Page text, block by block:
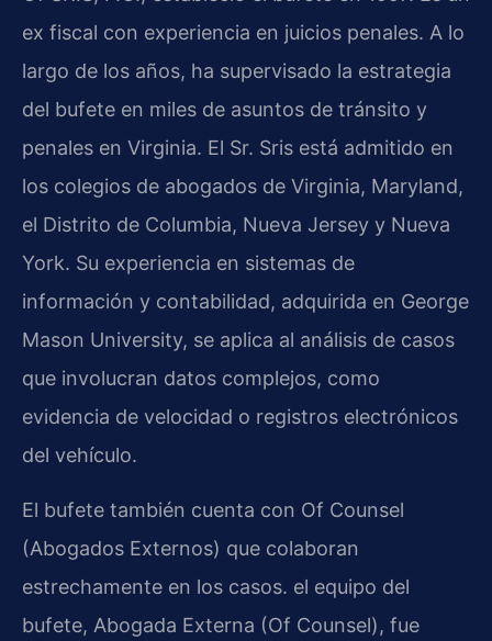
ex fiscal con experiencia en juicios penales. A lo
largo de los años, ha supervisado la estrategia
del bufete en miles de asuntos de tránsito y
penales en Virginia. El Sr. Sris está admitido en
los colegios de abogados de Virginia, Maryland,
el Distrito de Columbia, Nueva Jersey y Nueva
York. Su experiencia en sistemas de
información y contabilidad, adquirida en George
Mason University, se aplica al análisis de casos
que involucran datos complejos, como
evidencia de velocidad o registros electrónicos
del vehículo.
El bufete también cuenta con Of Counsel
(Abogados Externos) que colaboran
estrechamente en los casos. el equipo del
bufete, Abogada Externa (Of Counsel), fue